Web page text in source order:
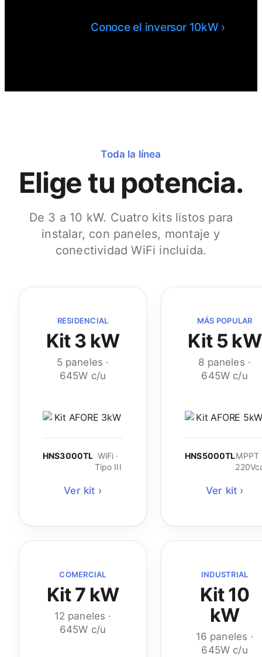
Conoce el inversor 10kW ›
Toda la línea
Elige tu potencia.
De 3 a 10 kW. Cuatro kits listos para
instalar, con paneles, montaje y
conectividad WiFi incluida.
RESIDENCIAL
Kit 3 kW
5 paneles ·
645W c/u
HNS3000TL WiFi ·
Tipo III
Ver kit ›
MÁS POPULAR
Kit 5 kW
8 paneles ·
645W c/u
HNS5000TLMPPT
Ver kit ›
COMERCIAL
Kit 7 kW
12 paneles ·
645W c/u
INDUSTRIAL
Kit 10
kW
16 paneles ·
645W c/u